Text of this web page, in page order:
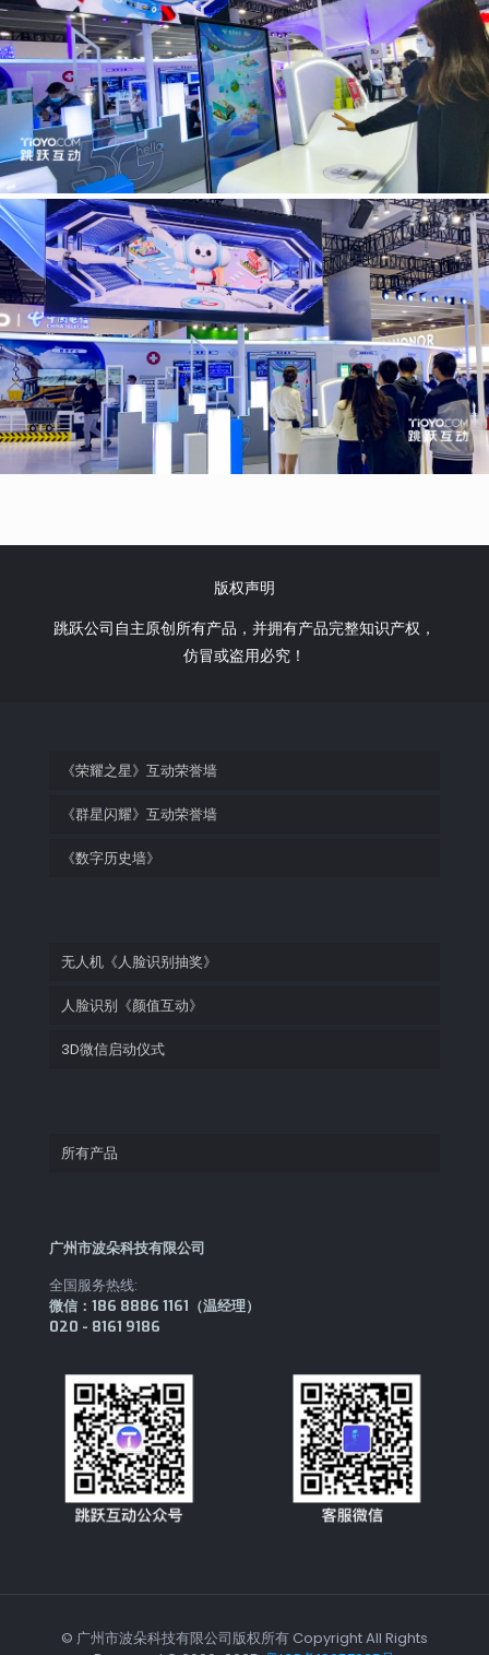
版权声明
跳跃公司自主原创所有产品，并拥有产品完整知识产权，
仿冒或盗用必究！
《荣耀之星》互动荣誉墙
《群星闪耀》互动荣誉墙
《数字历史墙》
无人机《人脸识别抽奖》
人脸识别《颜值互动》
3D微信启动仪式
所有产品
广州市波朵科技有限公司
全国服务热线:
微信：186 8886 1161（温经理）
020 - 8161 9186
© 广州市波朵科技有限公司版权所有 Copyright All Rights